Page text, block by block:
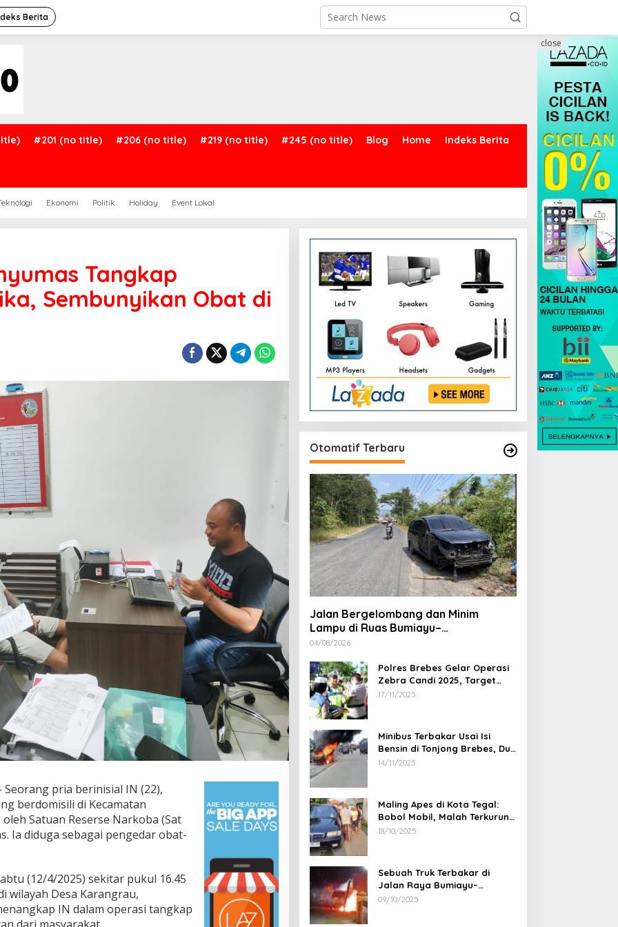
Berita
#201 (no title) #206 (no title) #219 (no title) #245 (no title) Blog Home Indeks Berita
Ekonomi Politik Holiday Event Lokal
close
Tangkap
Sembunyikan Obat di
Seorang pria berinisial IN (22),
berdomisili di Kecamatan
Satuan Reserse Narkoba (Sat
Ia diduga sebagai pengedar obat-
(12/4/2025) sekitar pukul 16.45
wilayah Desa Karangrau,
IN dalam operasi tangkap
Otomatif Terbaru
Jalan Bergelombang dan Minim
Lampu di Ruas Bumiayu–
Bantarkawung Telan Korban, Innova
04/08/2026
Polres Brebes Gelar Operasi
Zebra Candi 2025, Target
Turunkan Kecelakaan dan
17/11/2025
Minibus Terbakar Usai Isi
Bensin di Tonjong Brebes, Dua
Penumpang Luka Bakar
14/11/2025
Maling Apes di Kota Tegal:
Bobol Mobil, Malah Terkurung
Sendiri di Dalamnya
18/10/2025
Sebuah Truk Terbakar di
Jalan Raya Bumiayu–
Bantarkawung, Diduga Akibat
09/10/2025